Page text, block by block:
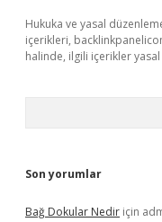
Hukuka ve yasal
içerikleri,
halinde, ilgili içerikler
Son yorumlar
Bağ Dokular Nedir için